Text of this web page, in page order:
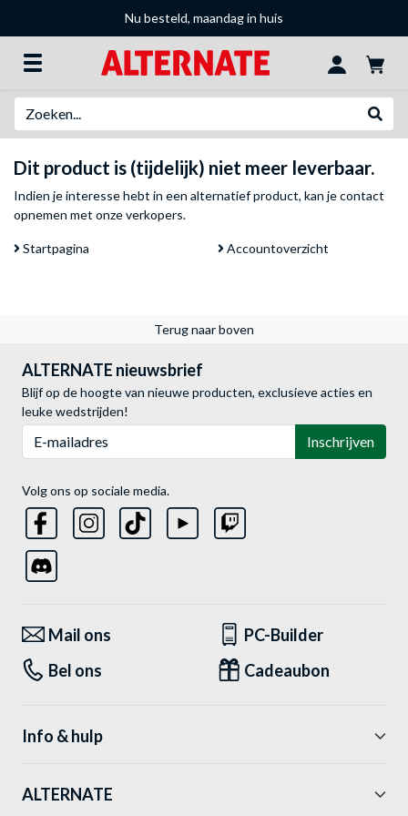
Nu besteld, maandag in huis
Dit product is (tijdelijk) niet meer leverbaar.
Indien je interesse hebt in een alternatief product, kan jecontact
opnemen met onze verkopers.
Startpagina Accountoverzicht
Terug naar boven
ALTERNATE nieuwsbrief
Blijf op de hoogte van nieuwe producten, exclusieve acties en
leuke wedstrijden!
Inschrijven
Volg ons op sociale media.
Mail ons
PC-Builder
Bel ons
Cadeaubon
Info & hulp
ALTERNATE